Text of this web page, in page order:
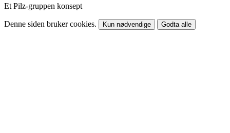
Et Pilz-gruppen konsept
Denne siden bruker cookies. Kun nødvendige Godta alle